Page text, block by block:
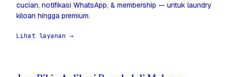
cucian, notifikasi WhatsApp, & membership — untuk laundry
kiloan hingga premium.
Lihat layanan →